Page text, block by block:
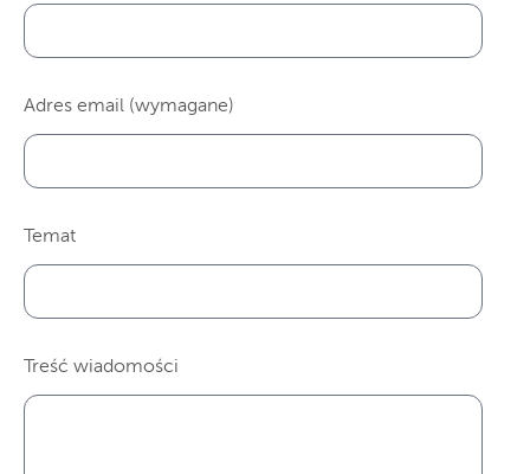
Adres email (wymagane)
Temat
Treść wiadomości